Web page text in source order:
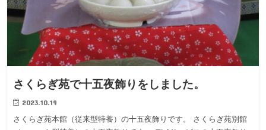
さくらぎ苑で十五夜飾りをしました。
2023.10.19
さくらぎ苑本館（従来型特養）の十五夜飾りです。 さくらぎ苑別館